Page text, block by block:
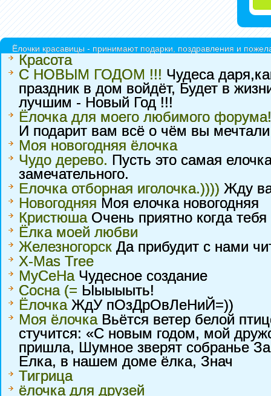
Ёлочки красавицы - принимают подарки, поздравления и
Красота
С НОВЫМ ГОДОМ !!! Чудеса
праздник в дом войдёт, Будет в
лучшим - Новый Год !!!
Ёлочка для моего любимого форума!
И подарит вам всё о чём вы
Моя новогодняя ёлочка
Чудо дерево. Пусть это самая
замечательного.
Елочка отборная иголочка.)))) Жду
Новогодняя Моя елочка новогодняя
КристюшаОчень приятно когда
Ёлка моей любви
Железногорск Да прибудит с нами
X-Mas Tree
MyCeHaЧудесное создание
Сосна (= Ыыыыыть!
ЁлочкаЖдУ пОзДрОвЛеНиЙ=))
Моя ёлочкаВьётся ветер белой
стучится: «С новым годом, мой
пришла, Шумное зверят собранье
Елка, в нашем доме ёлка, Знач
Тигрица
ёлочка для друзей